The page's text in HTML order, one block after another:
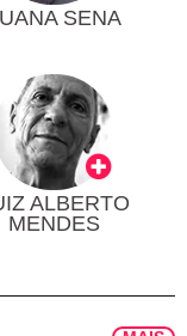
SENA
ALBERTO
MENDES